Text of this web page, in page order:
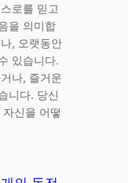
로를 믿고
을 의미합
, 오랫동안
있습니다.
나, 즐거운
니다. 당신
신을 어떻